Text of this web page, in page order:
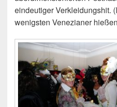
eindeutiger Verkleidungshit.
wenigsten Venezianer